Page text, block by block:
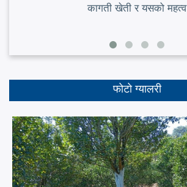
कागती खेती र यसको महत्व
फोटो ग्यालरी